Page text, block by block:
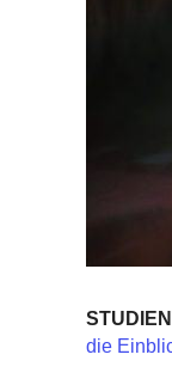
die